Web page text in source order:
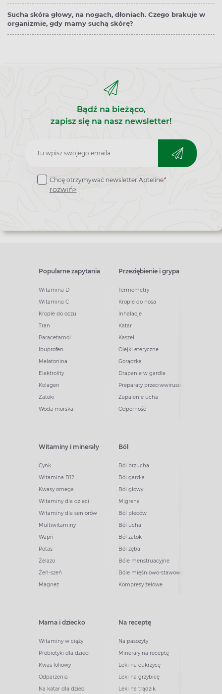
Sucha skóra głowy, na nogach, dłoniach. Czego brakuje w
organizmie, gdy mamy suchą skórę?
Bądź na bieżąco,
zapisz się na nasz newsletter!
Zapisz
do
newslettera
Chcę otrzymywać newsletter Apteline*
rozwiń>
Popularne zapytania
Witamina D
Witamina C
Krople do oczu
Tran
Paracetamol
Ibuprofen
Melatonina
Elektrolity
Kolagen
Zatoki
Woda morska
Przeziębienie i grypa
Termometry
Krople do nosa
Inhalacje
Katar
Kaszel
Olejki eteryczne
Gorączka
Drapanie w gardle
Preparaty przeciwwirusowe
Zapalenie ucha
Odporność
Witaminy i minerały
Cynk
Witamina B12
Kwasy omega
Witaminy dla dzieci
Witaminy dla seniorów
Multiwitaminy
Wapń
Potas
Żelazo
Żeń-szeń
Magnez
Ból
Ból brzucha
Ból gardła
Ból głowy
Migrena
Ból pleców
Ból ucha
Ból zatok
Ból zęba
Bóle menstruacyjne
Bóle mięśniowo-stawowe
Kompresy żelowe
Mama i dziecko
Witaminy w ciąży
Probiotyki dla dzieci
Kwas foliowy
Odparzenia
Na katar dla dzieci
Na receptę
Na pasożyty
Minerały na receptę
Leki na cukrzycę
Leki na grzybicę
Leki na trądzik